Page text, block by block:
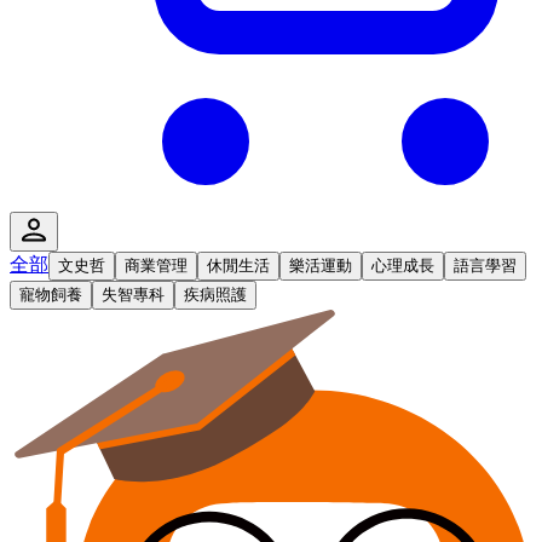
全部 文史哲 商業管理 休閒生活 樂活運動 心理成長
語言學習
寵物飼養
失智專科 疾病照護